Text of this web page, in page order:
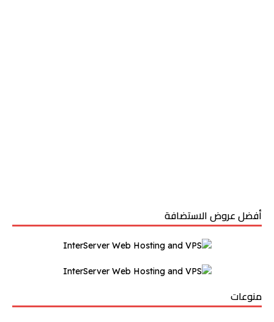
أفضل عروض الاستضافة
منوعات